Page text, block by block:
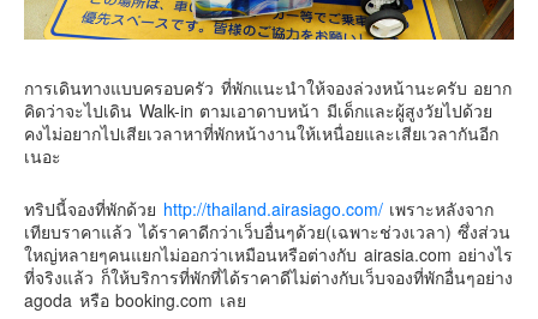
การเดินทางแบบครอบครัว ที่พักแนะนำให้จองล่วงหน้านะครับ อยาก
คิดว่าจะไปเดิน Walk-in ตามเอาดาบหน้า มีเด็กและผู้สูงวัยไปด้วย
คงไม่อยากไปเสียเวลาหาที่พักหน้างานให้เหนื่อยและเสียเวลากันอีก
เนอะ
ทริปนี้จองที่พักด้วย http://thailand.airasiago.com/เพราะหลังจาก
เทียบราคาแล้ว ได้ราคาดีกว่าเว็บอื่นๆด้วย(เฉพาะช่วงเวลา) ซึ่งส่วน
ใหญ่หลายๆคนแยกไม่ออกว่าเหมือนหรือต่างกับ airasia.com อย่างไร
ที่จริงแล้ว ก็ให้บริการที่พักที่ได้ราคาดีไม่ต่างกับเว็บจองที่พักอื่นๆอย่าง
agoda หรือ booking.com เลย